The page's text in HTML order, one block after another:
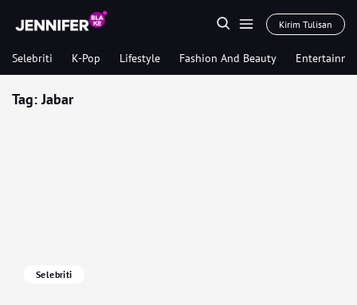
Kirim Tulisan
Selebriti K-Pop Lifestyle Fashion And Beauty
Tag:Jabar
Selebriti